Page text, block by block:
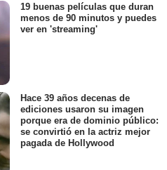
19 buenas películas que duran
menos de 90 minutos y puedes
ver en 'streaming'
Hace 39 años decenas de
ediciones usaron su imagen
porque era de dominio público:
se convirtió en la actriz mejor
pagada de Hollywood